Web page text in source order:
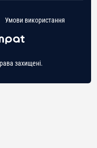
захищені.
Умови використання